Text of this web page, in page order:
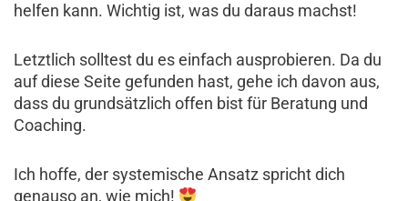
helfen kann. Wichtig ist, was du daraus machst!
Letztlich solltest du es einfach ausprobieren. Da du
auf diese Seite gefunden hast, gehe ich davon aus,
dass du grundsätzlich offen bist für Beratung und
Coaching.
Ich hoffe, der systemische Ansatz spricht dich
genauso an, wie mich!